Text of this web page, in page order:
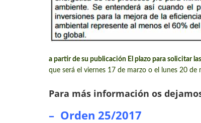
a partir de su publicación El plazo para solicitar
que será el viernes 17 de marzo o el lunes 20 de
Para más información os
– Orden 25/2017